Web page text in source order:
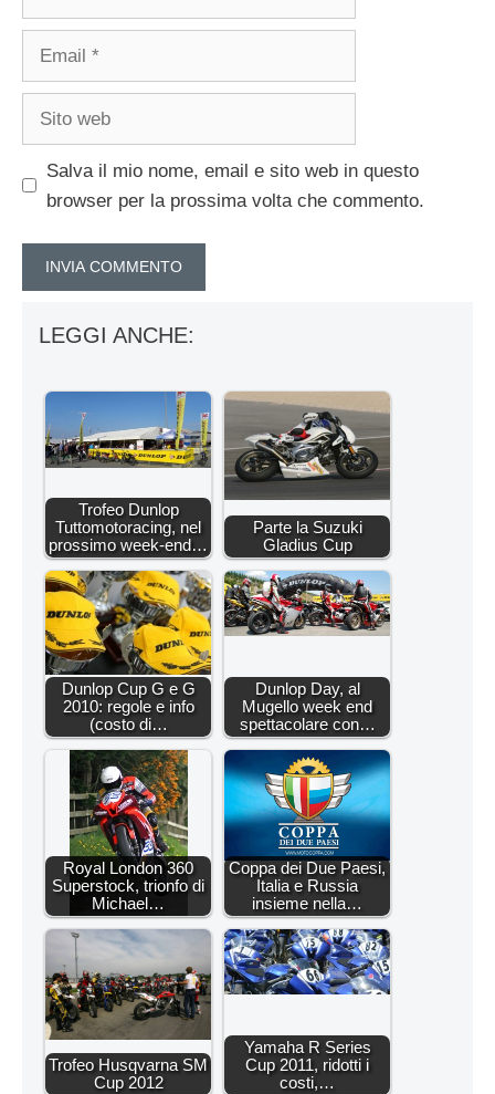
Salva il mio nome, email e sito web in questo
browser per la prossima volta che commento.
LEGGI ANCHE:
Trofeo Dunlop
Tuttomotoracing, nel
prossimo week-end…
Parte la Suzuki
Gladius Cup
Dunlop Cup G e G
2010: regole e info
(costo di…
Dunlop Day, al
Mugello week end
spettacolare con…
Royal London 360
Superstock, trionfo di
Michael…
Coppa dei Due Paesi,
Italia e Russia
insieme nella…
Trofeo Husqvarna SM
Cup 2012
Yamaha R Series
Cup 2011, ridotti i
costi,…